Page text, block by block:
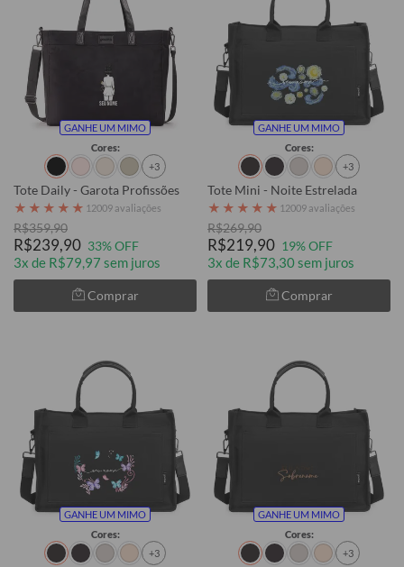
GANHE UM MIMO
Cores:
+3
Tote Daily - Garota Profissões
★ ★ ★ ★ ★ 12009 avaliações
R$359,90
R$239,90 33% OFF
3x de R$79,97 sem juros
Comprar
GANHE UM MIMO
Cores:
+3
Tote Mini - Noite Estrelada
★ ★ ★ ★ ★ 12009 avaliações
R$269,90
R$219,90 19% OFF
3x de R$73,30 sem juros
Comprar
GANHE UM MIMO
Cores:
+3
GANHE UM MIMO
Cores:
+3